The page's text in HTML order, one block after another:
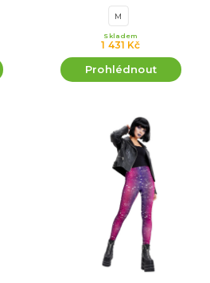
M
1 431 Kč
Skladem
Prohlédnout